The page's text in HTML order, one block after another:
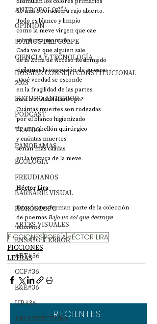
ANTROPOLOGÍA
OPINIÓN
50 AÑOS DEL GOLPE
CIENCIA Y TECNOLOGÍA
DOSSIER CONSEJO CONSTITUCIONAL
2023
FUTURO ANTERIOR
PODCAST
TEATRO
PANORAMAS
ECOLOGÍA
FREUDIANOS
BARBARIE VISUAL
HORÓSCOPO
ARTES VISUALES
ENSAYO Y ERROR
ART#36
CCF#36
E&E#36
UP#36
ARQUITECTURA
de una operación a rajo abierto.
Todo es blanco y limpio
como la nieve virgen que cae
sobre una montaña.
Cada vez que alguien sale
de la Zona de Acceso Restringido
vigilamos la expresión de su cara:
¿Qué verdad se esconde
en la fragilidad de las partes
más blandas del cuerpo?
Cuántas muertes son rodeadas
por el blanco higienizado
de un pabellón quirúrgico
y cuántas muertes
serían más cálidas
en la textura de la nieve.
Héctor Lira
Estos textos forman parte de la colección
de poemas Bajo un sol que destruye
números
FICCIONESPOESÍAHÉCTOR LIRA
FICCIONES
LETRAS
RECIENTES